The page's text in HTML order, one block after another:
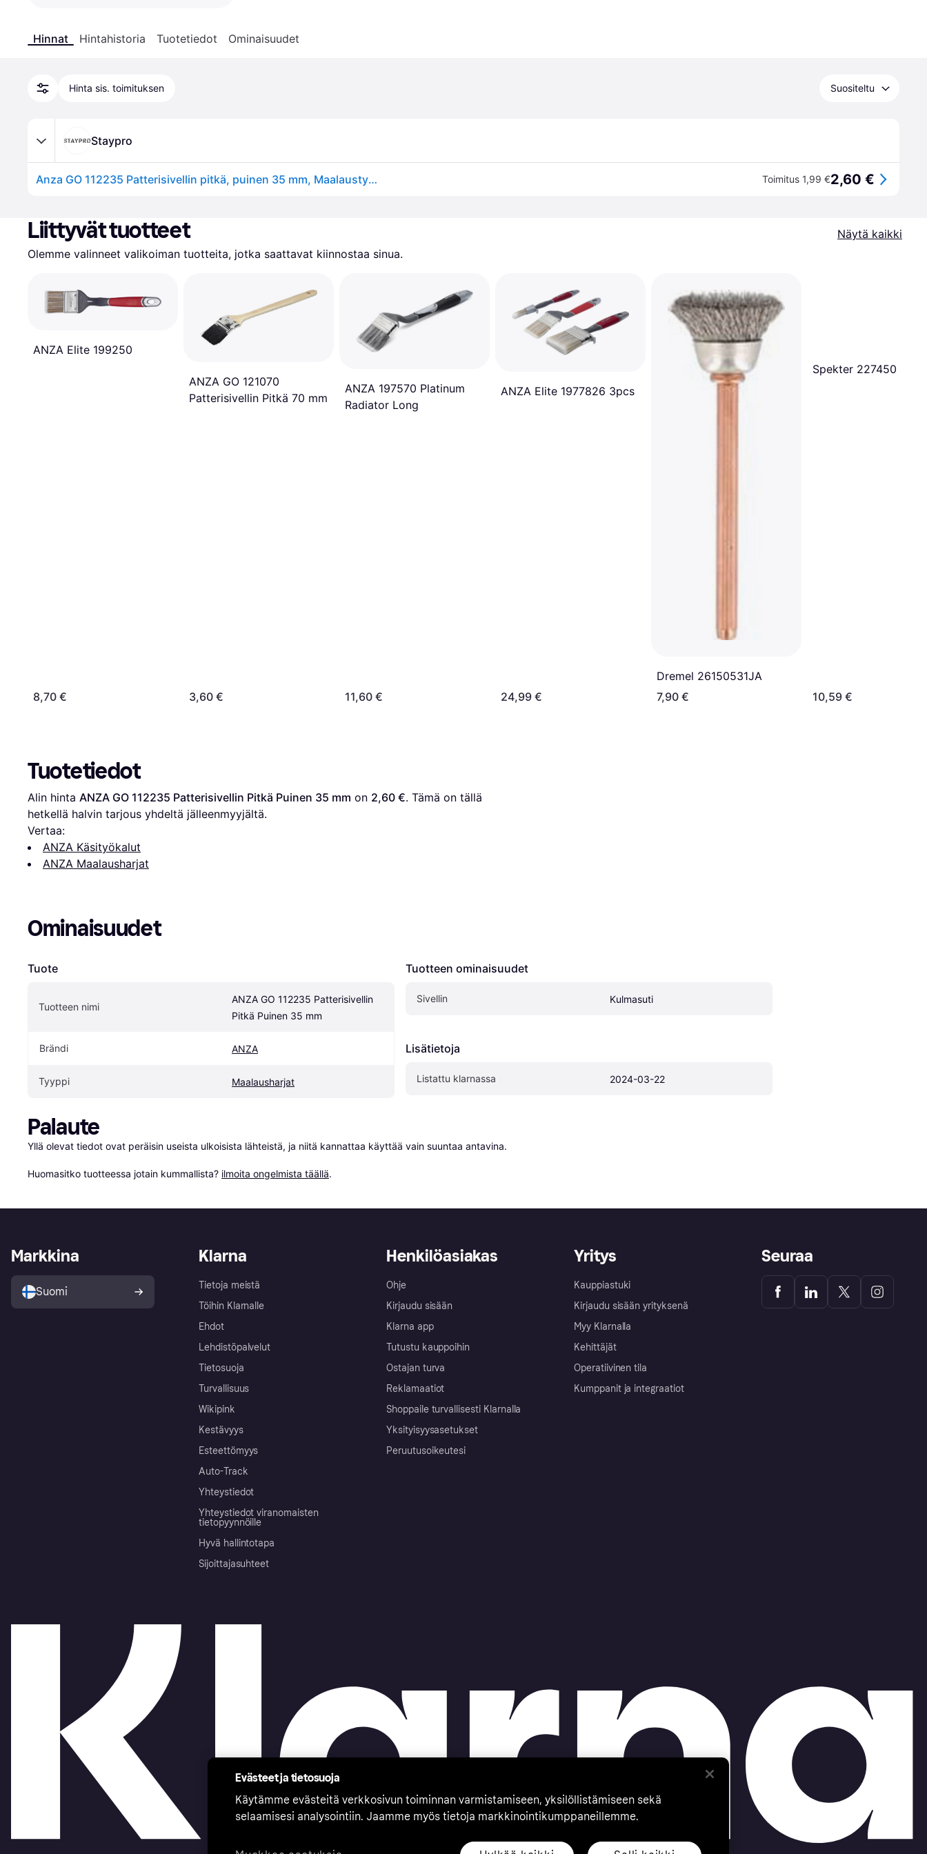
Hinnat Hintahistoria Tuotetiedot Ominaisuudet
Hinta sis. toimituksen Suositeltu
Staypro
Anza GO 112235 Patterisivellin pitkä, puinen 35 mm, Maalaustyövälineet & lisätarvikkeet Toimitus 1,99 €2,60 €
Liittyvät tuotteet
Näytä kaikki
Olemme valinneet valikoiman tuotteita, jotka saattavat kiinnostaa sinua.
ANZA Elite 199250
8,70 €
ANZA GO 121070
Patterisivellin Pitkä 70 mm
3,60 €
ANZA 197570 Platinum
Radiator Long
11,60 €
ANZA Elite 1977826 3pcs
24,99 €
Dremel 26150531JA
7,90 €
Spekter 227450
10,59 €
Tuotetiedot
Alin hinta ANZA GO 112235 Patterisivellin Pitkä Puinen 35 mm on 2,60 €. Tämä on tällä
hetkellä halvin tarjous yhdeltä jälleenmyyjältä.
Vertaa:
ANZA Käsityökalut
ANZA Maalausharjat
Ominaisuudet
Tuote
Tuotteen nimi
ANZA GO 112235 Patterisivellin
Pitkä Puinen 35 mm
Brändi ANZA
Tyyppi Maalausharjat
Tuotteen ominaisuudet
Sivellin Kulmasuti
Lisätietoja
Listattu klarnassa 2024-03-22
Palaute
Yllä olevat tiedot ovat peräisin useista ulkoisista lähteistä, ja niitä kannattaa käyttää vain suuntaa antavina.
Huomasitko tuotteessa jotain kummallista? ilmoita ongelmista täällä.
Klarna
Tietoja meistä
Töihin Klarnalle
Ehdot
Lehdistöpalvelut
Tietosuoja
Turvallisuus
Wikipink
Kestävyys
Esteettömyys
Auto-Track
Yhteystiedot
Yhteystiedot viranomaisten
tietopyynnöille
Hyvä hallintotapa
Sijoittajasuhteet
Henkilöasiakas
Ohje
Kirjaudu sisään
Klarna app
Tutustu kauppoihin
Ostajan turva
Reklamaatiot
Shoppaile turvallisesti Klarnalla
Yksityisyysasetukset
Peruutusoikeutesi
Yritys
Kauppiastuki
Kirjaudu sisään yrityksenä
Myy Klarnalla
Kehittäjät
Operatiivinen tila
Kumppanit ja integraatiot
Markkina
Suomi
Seuraa
Evästeet ja tietosuoja
Käytämme evästeitä verkkosivun toiminnan varmistamiseen, yksilöllistämiseen sekä
selaamisesi analysointiin. Jaamme myös tietoja markkinointikumppaneillemme.